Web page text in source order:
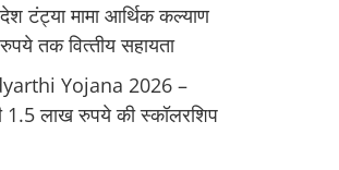
टंट्या मामा आर्थिक कल्‍याण
तक वित्‍तीय सहायता
Yojana 2026 –
1.5 लाख रुपये की स्कॉलरशिप